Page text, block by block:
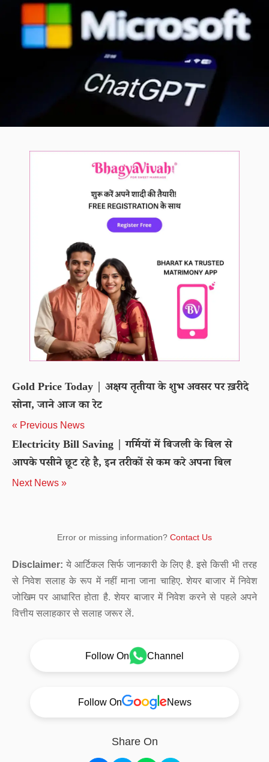
Gold Price Today | अक्षय तृतीया के शुभ अवसर पर ख़रीदे
सोना, जाने आज का रेट
« Previous News
Electricity Bill Saving | गर्मियों में बिजली के बिल से
आपके पसीने छूट रहे है, इन तरीकों से कम करे अपना बिल
Next News »
Error or missing information? Contact Us
Disclaimer: ये आर्टिकल सिर्फ जानकारी के लिए है. इसे किसी भी तरह
से निवेश सलाह के रूप में नहीं माना जाना चाहिए. शेयर बाजार में निवेश
जोखिम पर आधारित होता है. शेयर बाजार में निवेश करने से पहले अपने
वित्तीय सलाहकार से सलाह जरूर लें.
Follow On Channel
Follow On News
Share On